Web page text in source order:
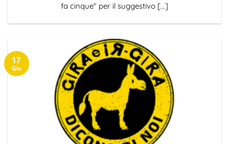
fa cinque" per il suggestivo [...]
17
Giu